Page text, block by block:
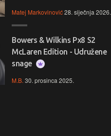
Matej Markovinović28. siječnja 2026.
Bowers & Wilkins Px8 S2
McLaren Edition - Udružene
snage
M.B. 30. prosinca 2025.